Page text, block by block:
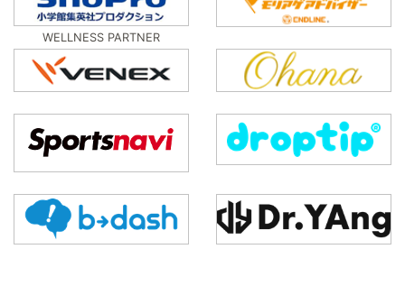
WELLNESS PARTNER